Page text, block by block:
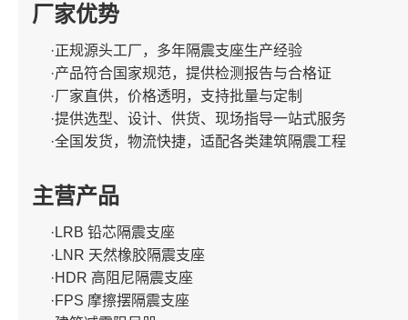
厂家优势
·正规源头工厂，多年隔震支座生产经验
·产品符合国家规范，提供检测报告与合格证
·厂家直供，价格透明，支持批量与定制
·提供选型、设计、供货、现场指导一站式服务
·全国发货，物流快捷，适配各类建筑隔震工程
主营产品
·LRB 铅芯隔震支座
·LNR 天然橡胶隔震支座
·HDR 高阻尼隔震支座
·FPS 摩擦摆隔震支座